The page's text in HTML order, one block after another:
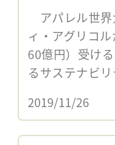
アパレル世界
ィ・アグリコ
60億円）受け
るサステナビ
2019/11/26